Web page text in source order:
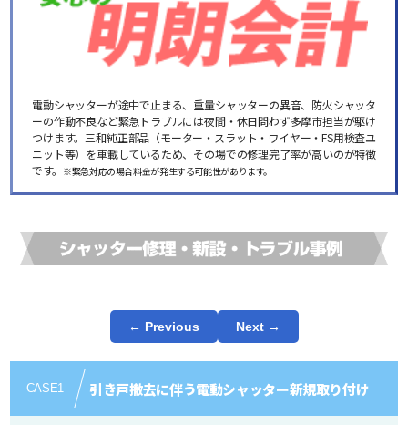
電動シャッターが途中で止まる、重量シャッターの異音、防火シャッタ
ーの作動不良など緊急トラブルには夜間・休日問わず多摩市担当が駆け
つけます。三和純正部品（モーター・スラット・ワイヤー・FS用検査ユ
ニット等）を車載しているため、その場での修理完了率が高いのが特徴
です。 ※緊急対応の場合料金が発生する可能性があります。
← Previous Next →
CASE1 引き戸撤去に伴う電動シャッター新規取り付け